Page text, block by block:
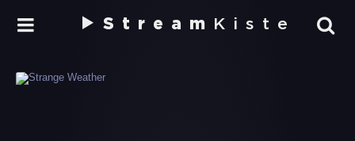
Stream Kiste